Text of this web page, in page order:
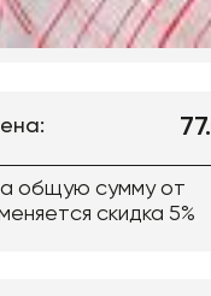
общую сумму от
скидка 5%